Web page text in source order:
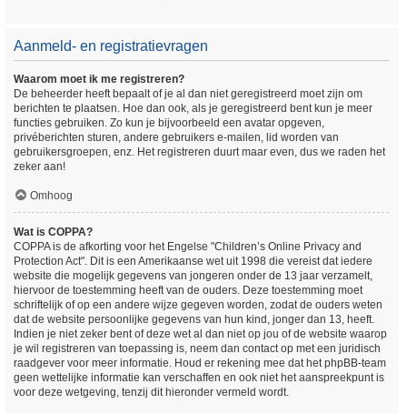
Aanmeld- en registratievragen
Waarom moet ik me registreren?
De beheerder heeft bepaalt of je al dan niet geregistreerd moet zijn om
berichten te plaatsen. Hoe dan ook, als je geregistreerd bent kun je meer
functies gebruiken. Zo kun je bijvoorbeeld een avatar opgeven,
privéberichten sturen, andere gebruikers e-mailen, lid worden van
gebruikersgroepen, enz. Het registreren duurt maar even, dus we raden het
zeker aan!
Omhoog
Wat is COPPA?
COPPA is de afkorting voor het Engelse "Children’s Online Privacy and
Protection Act". Dit is een Amerikaanse wet uit 1998 die vereist dat iedere
website die mogelijk gegevens van jongeren onder de 13 jaar verzamelt,
hiervoor de toestemming heeft van de ouders. Deze toestemming moet
schriftelijk of op een andere wijze gegeven worden, zodat de ouders weten
dat de website persoonlijke gegevens van hun kind, jonger dan 13, heeft.
Indien je niet zeker bent of deze wet al dan niet op jou of de website waarop
je wil registreren van toepassing is, neem dan contact op met een juridisch
raadgever voor meer informatie. Houd er rekening mee dat het phpBB-team
geen wettelijke informatie kan verschaffen en ook niet het aanspreekpunt is
voor deze wetgeving, tenzij dit hieronder vermeld wordt.